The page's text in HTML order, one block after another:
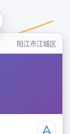
阳江市江城区